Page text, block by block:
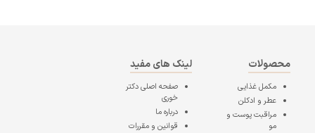
محصولات
مکمل غذایی
عطر و ادکلن
مراقبت پوست و
مو
لینک های مفید
صفحه اصلیدکتر
خوری
درباره ما
قوانین و مقررات